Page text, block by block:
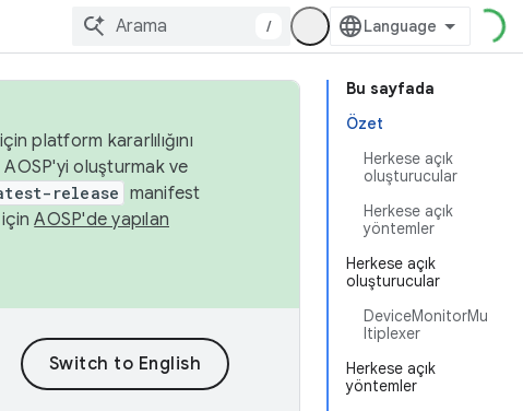
/
Bu sayfada
Özet
Herkese açık
oluşturucular
Herkese açık
yöntemler
Herkese açık
oluşturucular
DeviceMonitorMu
ltiplexer
Herkese açık
yöntemler
platform kararlılığını
oluşturmak ve
release manifest
içinAOSP'de yapılan